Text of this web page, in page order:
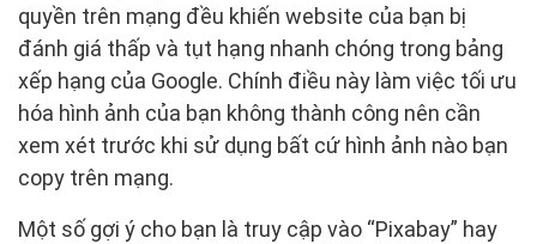
quyền trên mạng đều khiến website của bạn bị
đánh giá thấp và tụt hạng nhanh chóng trong bảng
xếp hạng của Google. Chính điều này làm việc tối ưu
hóa hình ảnh của bạn không thành công nên cần
xem xét trước khi sử dụng bất cứ hình ảnh nào bạn
copy trên mạng.
Một số gợi ý cho bạn là truy cập vào “Pixabay” hay